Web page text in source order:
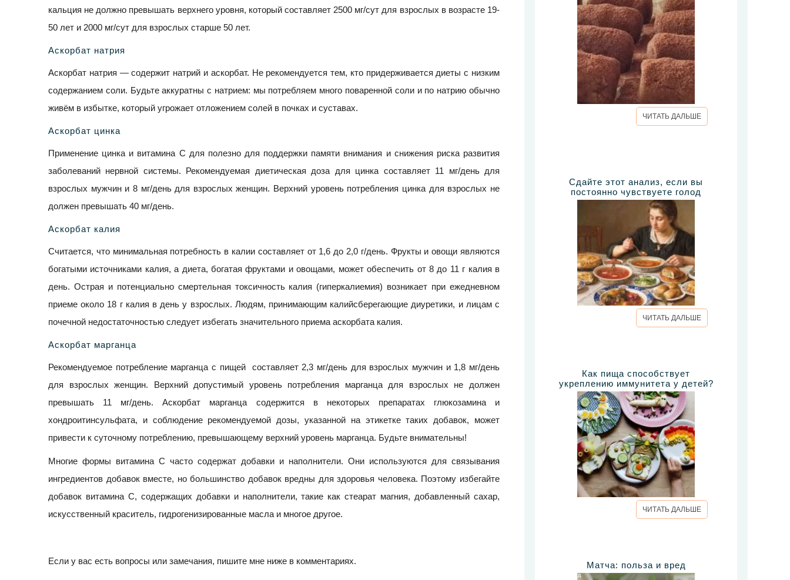
кальция не должно превышать верхнего уровня, который составляет 2500 мг/сут для взрослых в возрасте 19-
50 лет и 2000 мг/сут для взрослых старше 50 лет.
Аскорбат натрия
Аскорбат натрия — содержит натрий и аскорбат. Не рекомендуется тем, кто придерживается диеты с низким
содержанием соли. Будьте аккуратны с натрием: мы потребляем много поваренной соли и по натрию обычно
живём в избытке, который угрожает отложением солей в почках и суставах.
Аскорбат цинка
Применение цинка и витамина С для полезно для поддержки памяти внимания и снижения риска развития
заболеваний нервной системы. Рекомендуемая диетическая доза для цинка составляет 11 мг/день для
взрослых мужчин и 8 мг/день для взрослых женщин. Верхний уровень потребления цинка для взрослых не
должен превышать 40 мг/день.
Аскорбат калия
Считается, что минимальная потребность в калии составляет от 1,6 до 2,0 г/день. Фрукты и овощи являются
богатыми источниками калия, а диета, богатая фруктами и овощами, может обеспечить от 8 до 11 г калия в
день. Острая и потенциально смертельная токсичность калия (гиперкалиемия) возникает при ежедневном
приеме около 18 г калия в день у взрослых. Людям, принимающим калийсберегающие диуретики, и лицам с
почечной недостаточностью следует избегать значительного приема аскорбата калия.
Аскорбат марганца
Рекомендуемое потребление марганца с пищей составляет 2,3 мг/день для взрослых мужчин и 1,8 мг/день
для взрослых женщин. Верхний допустимый уровень потребления марганца для взрослых не должен
превышать 11 мг/день. Аскорбат марганца содержится в некоторых препаратах глюкозамина и
хондроитинсульфата, и соблюдение рекомендуемой дозы, указанной на этикетке таких добавок, может
привести к суточному потреблению, превышающему верхний уровень марганца. Будьте внимательны!
Многие формы витамина С часто содержат добавки и наполнители. Они используются для связывания
ингредиентов добавок вместе, но большинство добавок вредны для здоровья человека. Поэтому избегайте
добавок витамина С, содержащих добавки и наполнители, такие как стеарат магния, добавленный сахар,
искусственный краситель, гидрогенизированные масла и многое другое.
Если у вас есть вопросы или замечания, пишите мне ниже в комментариях.
ЧИТАТЬ ДАЛЬШЕ
Сдайте этот анализ, если вы
постоянно чувствуете голод
ЧИТАТЬ ДАЛЬШЕ
Как пища способствует
укреплению иммунитета у детей?
ЧИТАТЬ ДАЛЬШЕ
Матча: польза и вред